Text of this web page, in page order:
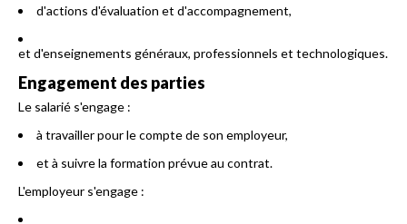
d'actions d'évaluation et d'accompagnement,
et d'enseignements généraux, professionnels et technologiques.
Engagement des parties
Le salarié s'engage :
à travailler pour le compte de son employeur,
et à suivre la formation prévue au contrat.
L'employeur s'engage :